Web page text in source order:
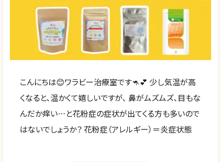
こんにちは😊ワラビー治療室です🦘💕 少し気温が高
くなると、温かくて嬉しいですが、 鼻がムズムズ、目もな
んだか痒い…と花粉症の症状が出てくる方も多いので
はないでしょうか？ 花粉症（アレルギー）＝炎症状態